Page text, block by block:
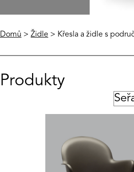
Domů > Židle > Křesla a židle s
Produkty